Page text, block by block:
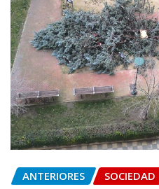
ANTERIORES SOCIEDAD